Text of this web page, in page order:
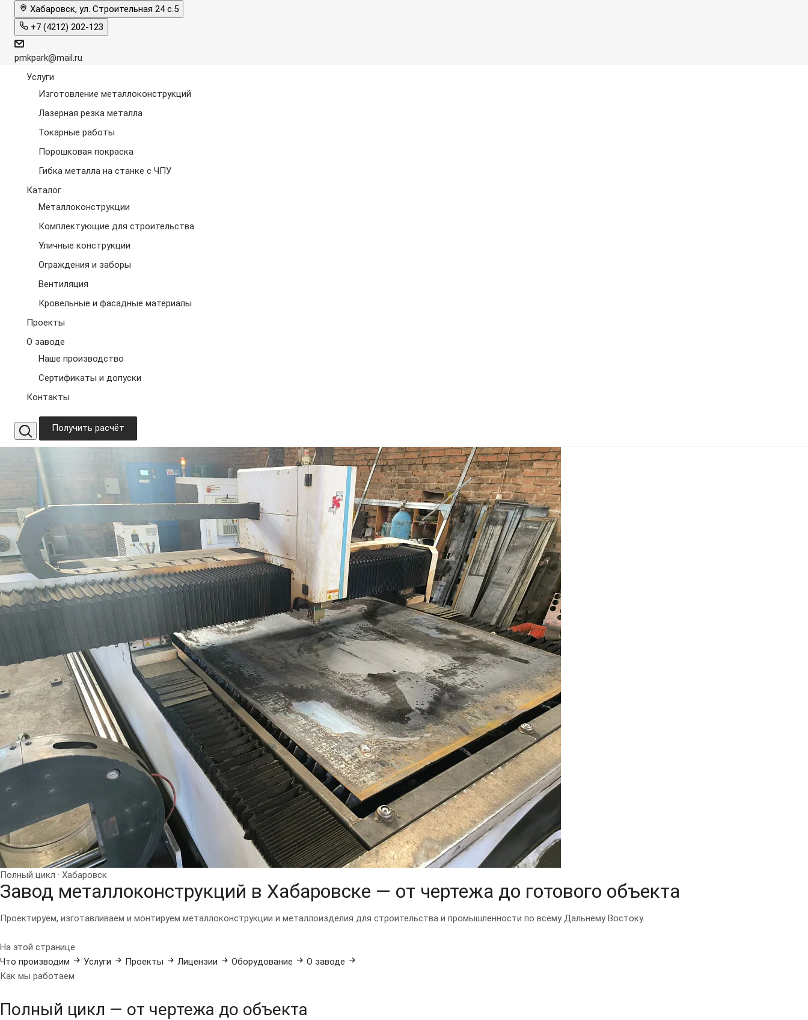
Хабаровск, ул. Строительная 24 с.5
+7 (4212) 202-123
pmkpark@mail.ru
Услуги
Изготовление металлоконструкций
Лазерная резка металла
Токарные работы
Порошковая покраска
Гибка металла на станке с ЧПУ
Каталог
Металлоконструкции
Комплектующие для строительства
Уличные конструкции
Ограждения и заборы
Вентиляция
Кровельные и фасадные материалы
Проекты
О заводе
Наше производство
Сертификаты и допуски
Контакты
Получить расчёт
Полный цикл · Хабаровск
Завод металлоконструкций в Хабаровске — от чертежа до готового объекта
Проектируем, изготавливаем и монтируем металлоконструкции и металлоизделия для строительства и промышленности по всему Дальнему Востоку.
На этой странице
Что производим
Услуги Проекты Лицензии Оборудование
О заводе
Как мы работаем
Полный цикл — от чертежа до объекта